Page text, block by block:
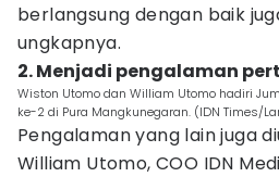
berlangsung dengan baik
ungkapnya.
2. Menjadi pengalaman
Wiston Utomo dan William Utomo hadiri
ke-2 di Pura Mangkunegaran. (IDN Times/
Pengalaman yang lain juga
William Utomo, COO IDN